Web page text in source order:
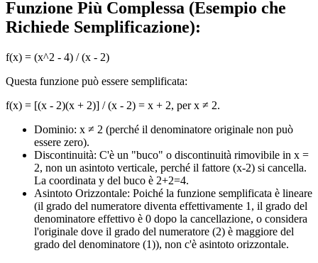
Funzione Più Complessa (Esempio che
Richiede Semplificazione):
f(x) = (x^2 - 4) / (x - 2)
Questa funzione può essere semplificata:
f(x) = [(x - 2)(x + 2)] / (x - 2) = x + 2, per x ≠ 2.
Dominio: x ≠ 2 (perché il denominatore originale non può
essere zero).
Discontinuità: C'è un "buco" o discontinuità rimovibile in x =
2, non un asintoto verticale, perché il fattore (x-2) si cancella.
La coordinata y del buco è 2+2=4.
Asintoto Orizzontale: Poiché la funzione semplificata è lineare
(il grado del numeratore diventa effettivamente 1, il grado del
denominatore effettivo è 0 dopo la cancellazione, o considera
l'originale dove il grado del numeratore (2) è maggiore del
grado del denominatore (1)), non c'è asintoto orizzontale.